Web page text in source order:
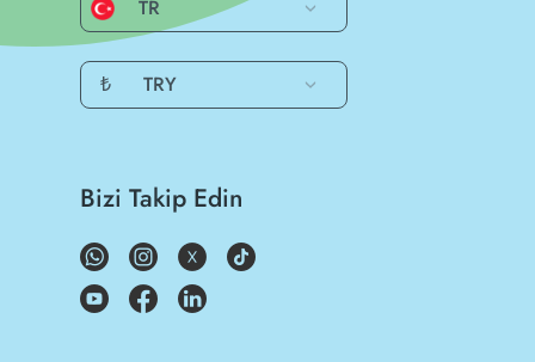
TR
₺ TRY
Bizi Takip Edin